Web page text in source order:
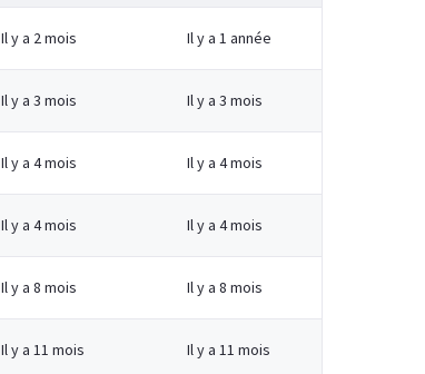
Il y a 2 mois Il y a 1 année
Il y a 3 mois Il y a 3 mois
Il y a 4 mois Il y a 4 mois
Il y a 4 mois Il y a 4 mois
Il y a 8 mois Il y a 8 mois
Il y a 11 mois Il y a 11 mois